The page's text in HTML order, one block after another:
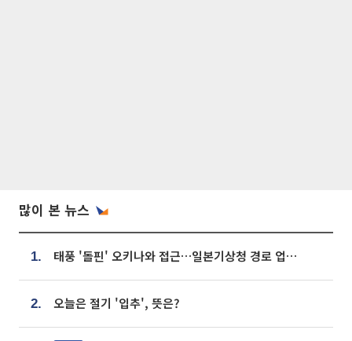
많이 본 뉴스
1. 태풍 '돌핀' 오키나와 접근…일본기상청 경로 업데이트
2. 오늘은 절기 '입추', 뜻은?